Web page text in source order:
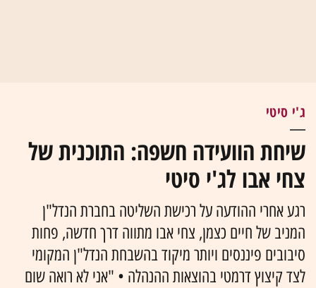
ג'י סיטי
שיחת הוועידה חשפה: התוכנית של
צחי אבו לג'י סיטי
רגע אחרי ההודעה על רכישת השליטה בחברת הנדל"ן
המניב של חיים כצמן, צחי אבו מתווה דרך חדשה, פחות
סיבובים פיננסים ויותר מיקוד בהשבחת הנדל"ן המקומי
לצד קיצוץ דרמטי בהוצאות ההנהלה • "אני לא רואה שום